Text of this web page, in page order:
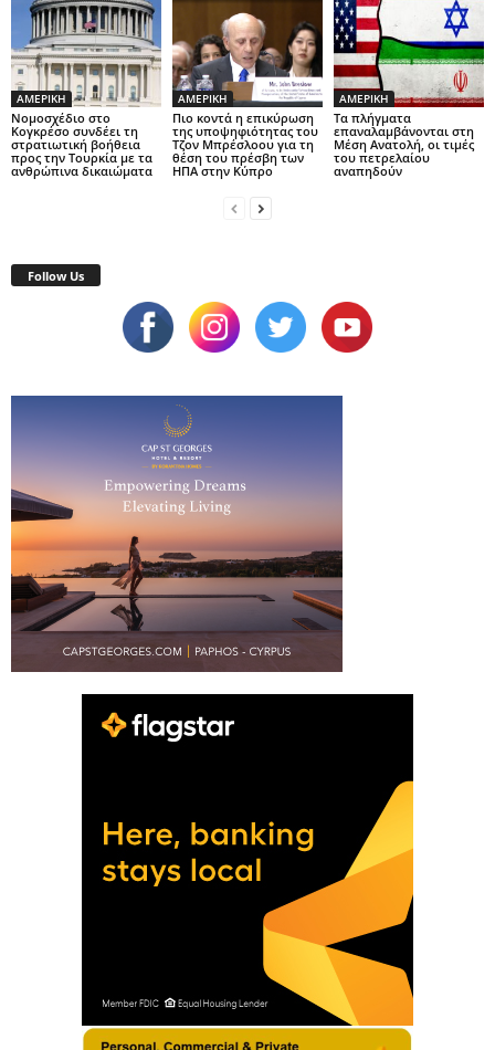
ΑΜΕΡΙΚΗ
Νομοσχέδιο στο
Κογκρέσο συνδέει τη
στρατιωτική βοήθεια
προς την Τουρκία με τα
ανθρώπινα δικαιώματα
ΑΜΕΡΙΚΗ
Πιο κοντά η επικύρωση
της υποψηφιότητας του
Τζον Μπρέσλοου για τη
θέση του πρέσβη των
ΗΠΑ στην Κύπρο
ΑΜΕΡΙΚΗ
Τα πλήγματα
επαναλαμβάνονται στη
Μέση Ανατολή, οι τιμές
του πετρελαίου
αναπηδούν
Follow Us